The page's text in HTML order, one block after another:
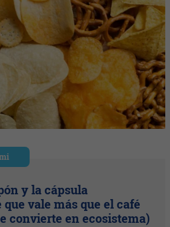
y la cápsula
vale más que el café
convierte en ecosistema)